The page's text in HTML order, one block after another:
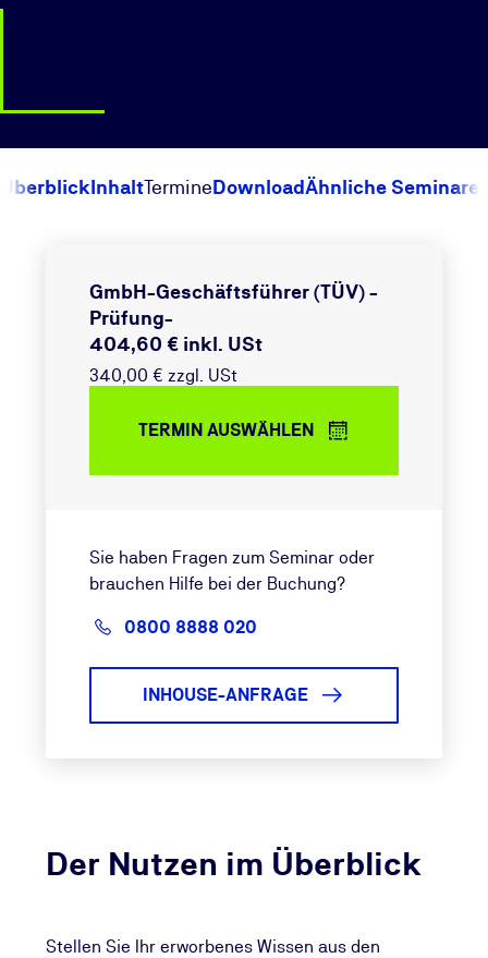
ÜberblickInhaltTermineDownloadÄhnliche Seminare
Der Nutzen im Überblick
Stellen Sie Ihr erworbenes Wissen aus den
GmbH-Geschäftsführer (TÜV) -
Prüfung-
404,60 € inkl. USt
340,00 € zzgl. USt
TERMIN AUSWÄHLEN
Sie haben Fragen zum Seminar oder
brauchen Hilfe bei der Buchung?
0800 8888 020
INHOUSE-ANFRAGE